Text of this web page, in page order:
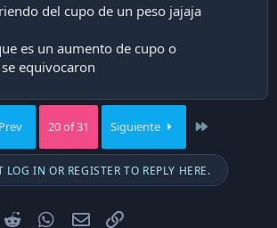
del cupo de un peso jajaja
es un aumento de cupo o
equivocaron
Prev 20 of 31 Siguiente
LOG IN OR REGISTER TO REPLY HERE.
Reddit WhatsApp
Email